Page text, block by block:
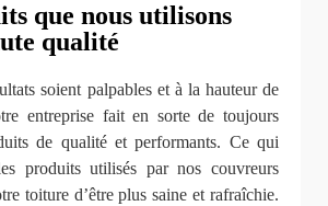
que nous utilisons
qualité
soient palpables et à la hauteur de
entreprise fait en sorte de toujours
de qualité et performants. Ce qui
produits utilisés par nos couvreurs
toiture d’être plus saine et rafraîchie.